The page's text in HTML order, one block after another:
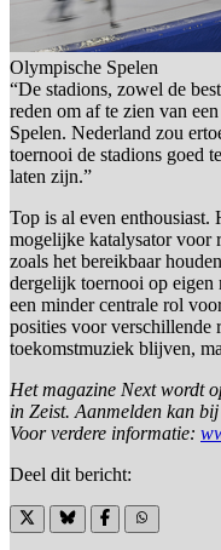
Olympische Spelen
“De stadions, zowel de
reden om af te zien van
Spelen. Nederland zou
toernooi de stadions goed
laten zijn.”
Top is al even
mogelijke katalysator voor
zoals het bereikbaar
dergelijk toernooi op eigen
een minder centrale rol
posities voor verschillende
toekomstmuziek blijven,
Het magazine Next wordt
in Zeist. Aanmelden kan
Voor verdere informatie:
Deel dit bericht: